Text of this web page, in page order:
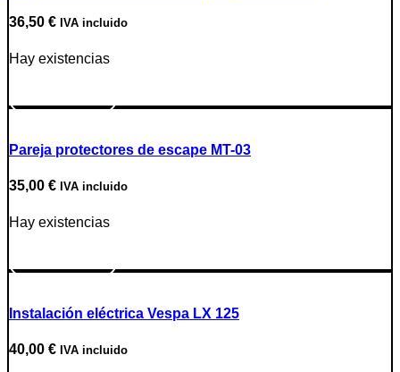
36,50 € IVA incluido
Hay existencias
Pareja protectores de escape MT-03
35,00 € IVA incluido
Hay existencias
Instalación eléctrica Vespa LX 125
40,00 € IVA incluido